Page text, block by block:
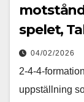
spelet,
04/02/2026
2-4-4-
uppställning